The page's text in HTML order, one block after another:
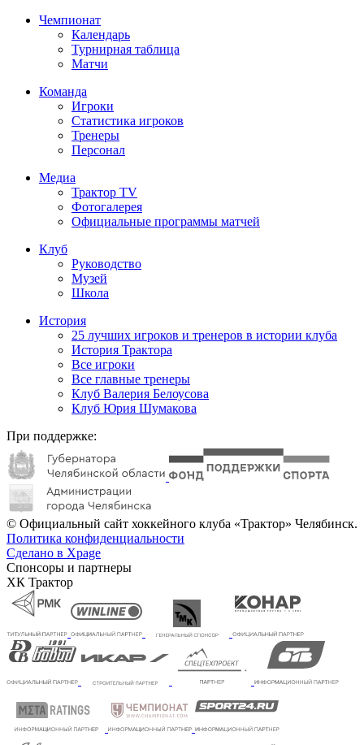
Чемпионат
Календарь
Турнирная таблица
Матчи
Команда
Игроки
Статистика игроков
Тренеры
Персонал
Медиа
Трактор TV
Фотогалерея
Официальные программы матчей
Клуб
Руководство
Музей
Школа
История
25 лучших игроков и тренеров в истории клуба
История Трактора
Все игроки
Все главные тренеры
Клуб Валерия Белоусова
Клуб Юрия Шумакова
При поддержке:
© Официальный сайт хоккейного клуба «Трактор» Челябинск.
Политика конфиденциальности
Сделано в Xpage
Спонсоры и партнеры
ХК Трактор